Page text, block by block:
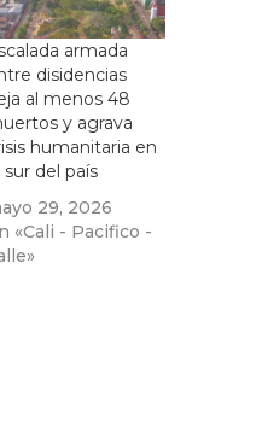
armada
disidencias
al menos 48
y agrava
humanitaria en
sur del país
29, 2026
«Cali - Pacifico -